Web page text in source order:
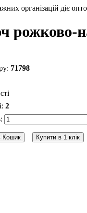
організацій діє
рожково-
71798
2
Кошик Купити в 1 клік